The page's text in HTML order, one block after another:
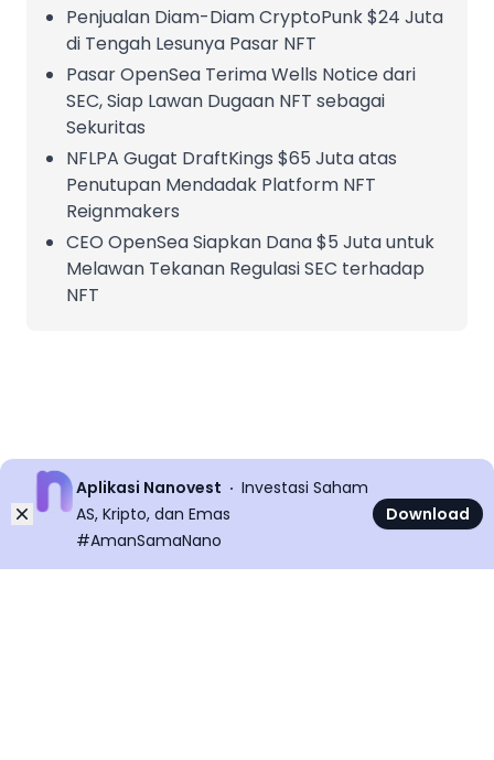
Penjualan Diam-Diam CryptoPunk $24 Juta
di Tengah Lesunya Pasar NFT
Pasar OpenSea Terima Wells Notice dari
SEC, Siap Lawan Dugaan NFT sebagai
Sekuritas
NFLPA Gugat DraftKings $65 Juta atas
Penutupan Mendadak Platform NFT
Reignmakers
CEO OpenSea Siapkan Dana $5 Juta untuk
Melawan Tekanan Regulasi SEC terhadap
NFT
Dismiss
Aplikasi Nanovest
Investasi Saham
AS, Kripto, dan Emas
#AmanSamaNano
Download